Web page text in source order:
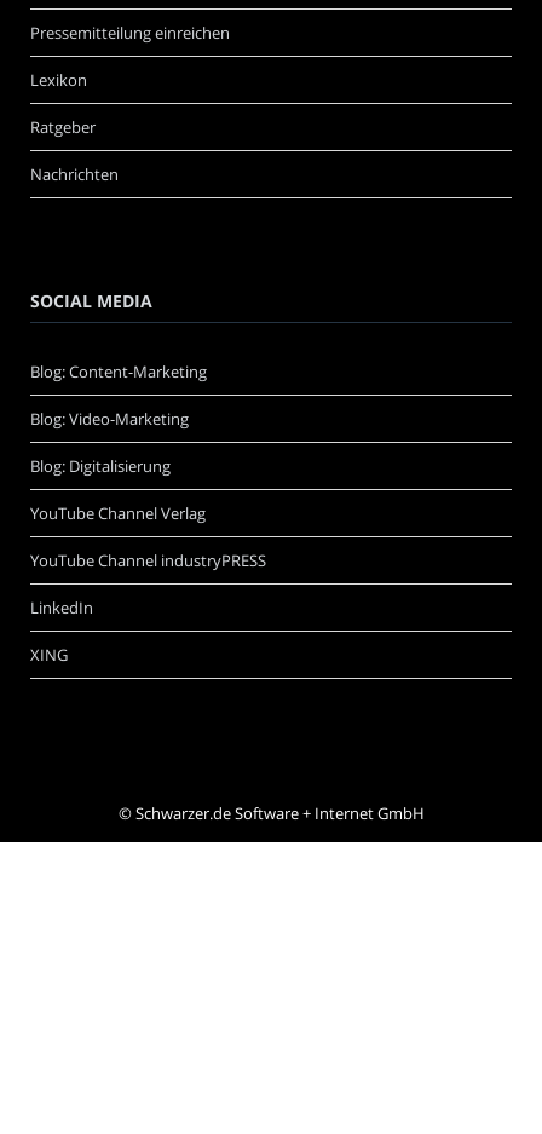
Pressemitteilung einreichen
Lexikon
Ratgeber
Nachrichten
SOCIAL MEDIA
Blog: Content-Marketing
Blog: Video-Marketing
Blog: Digitalisierung
YouTube Channel Verlag
YouTube Channel industryPRESS
LinkedIn
XING
©Schwarzer.de Software + Internet GmbH